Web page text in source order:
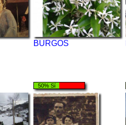
BURGOS
50% Sí